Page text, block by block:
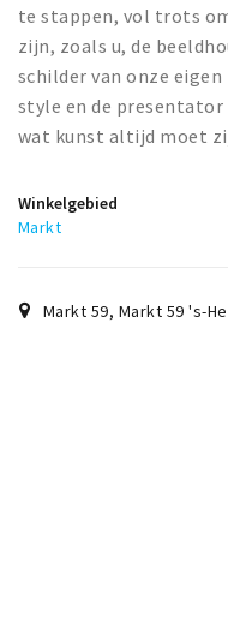
te stappen, vol trots
zijn, zoals u, de
schilder van onze
style en de
wat kunst altijd moet
Winkelgebied
Markt
Markt 59, Markt 59 's-